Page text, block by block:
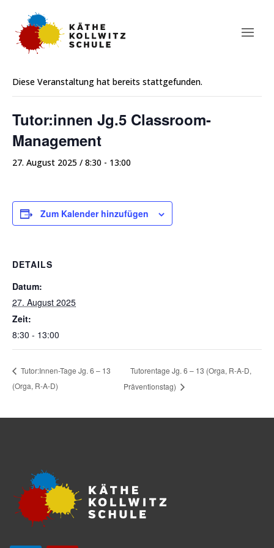
« Alle Veranstaltungen
Diese Veranstaltung hat bereits stattgefunden.
Tutor:innen Jg.5 Classroom-
Management
27. August 2025 / 8:30 - 13:00
Zum Kalender hinzufügen
DETAILS
Datum:
27. August 2025
Zeit:
8:30 - 13:00
Tutor:Innen-Tage Jg. 6 – 13
(Orga, R-A-D)
Tutorentage Jg. 6 – 13 (Orga, R-A-D,
Präventionstag)